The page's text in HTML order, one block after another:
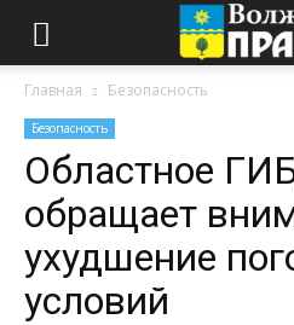
Главная Безопасность
Безопасность
Областное
обращает
ухудшение
условий